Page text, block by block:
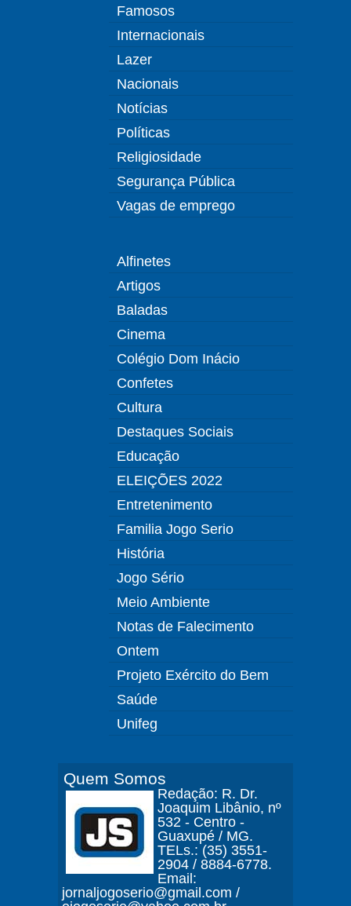
Famosos
Internacionais
Lazer
Nacionais
Notícias
Políticas
Religiosidade
Segurança Pública
Vagas de emprego
Alfinetes
Artigos
Baladas
Cinema
Colégio Dom Inácio
Confetes
Cultura
Destaques Sociais
Educação
ELEIÇÕES 2022
Entretenimento
Familia Jogo Serio
História
Jogo Sério
Meio Ambiente
Notas de Falecimento
Ontem
Projeto Exército do Bem
Saúde
Unifeg
Quem Somos
Redação: R. Dr.
Joaquim Libânio, nº
532 - Centro -
Guaxupé / MG.
TELs.: (35) 3551-
2904 / 8884-6778.
Email:
jornaljogoserio@gmail.com /